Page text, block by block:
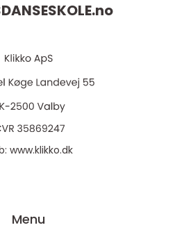
no
www.klikko.dk
Menu